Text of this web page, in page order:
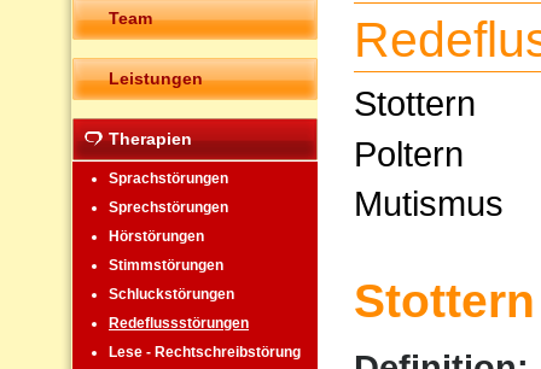
Team
Leistungen
Therapien
Sprachstörungen
Sprechstörungen
Hörstörungen
Stimmstörungen
Schluckstörungen
Redeflussstörungen
Lese - Rechtschreibstörung
Stottern
Poltern
Mutismus
Stottern